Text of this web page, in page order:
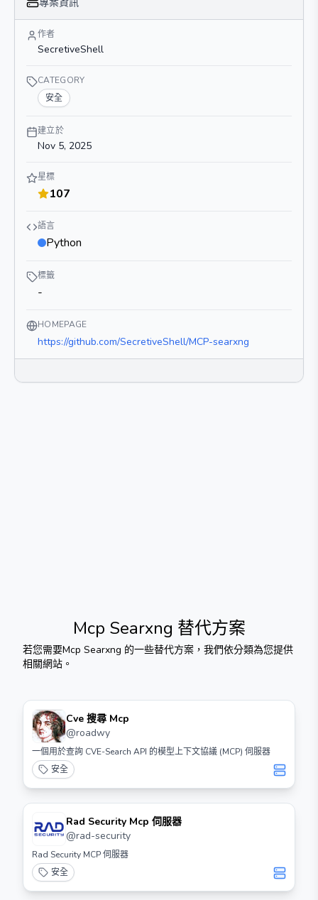
作者
SecretiveShell
CATEGORY
安全
建立於
Nov 5, 2025
星標
107
語言
Python
標籤
-
HOMEPAGE
https://github.com/SecretiveShell/MCP-searxng
Mcp Searxng 替代方案
若您需要Mcp Searxng 的一些替代方案，我們依分類為您提供
相關網站。
Cve 搜尋 Mcp
@roadwy
一個用於查詢 CVE-Search API 的模型上下文協議 (MCP) 伺服器
安全
Rad Security Mcp 伺服器
@rad-security
Rad Security MCP 伺服器
安全